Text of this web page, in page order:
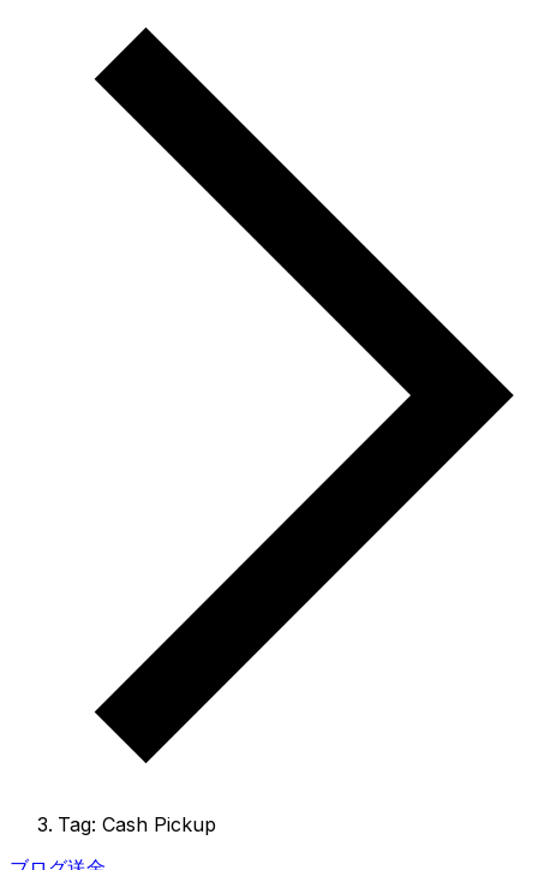
Tag: Cash Pickup